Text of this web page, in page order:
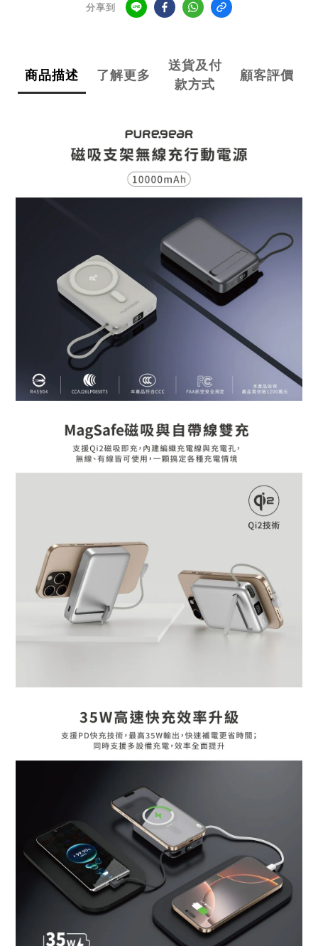
分享到
商品描述 了解更多
送貨及付
款方式
顧客評價